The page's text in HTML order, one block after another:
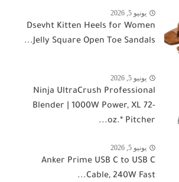
يونيو 5, 2026
Dsevht Kitten Heels for Women
Jelly Square Open Toe Sandals...
يونيو 5, 2026
Ninja UltraCrush Professional
Blender | 1000W Power, XL 72-
oz.* Pitcher...
يونيو 5, 2026
Anker Prime USB C to USB C
Cable, 240W Fast...